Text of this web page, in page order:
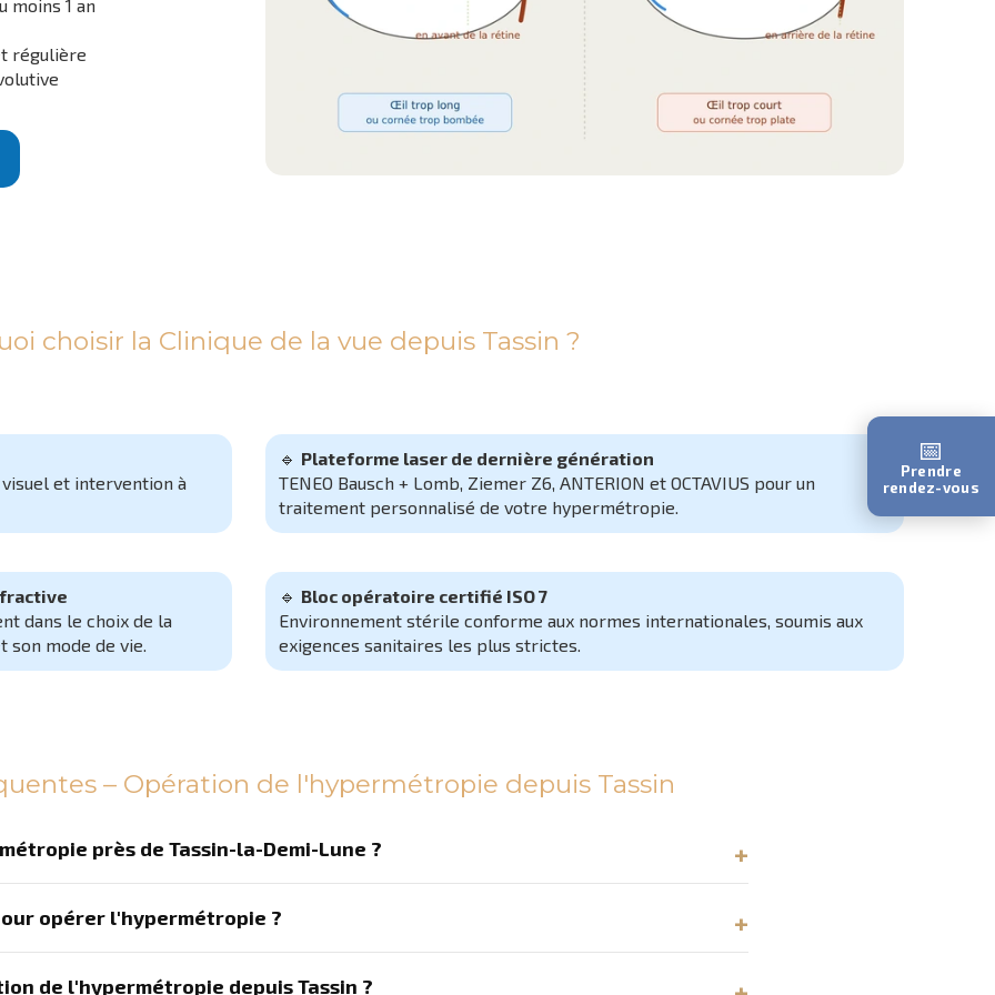
moins 1 an
régulière
choisir la Clinique de la vue depuis Tassin ?
et intervention à
dans le choix de la
son mode de vie.
🔹 Plateforme laser de dernière génération
TENEO Bausch + Lomb, Ziemer Z6, ANTERION et OCTAVIUS pour un
traitement personnalisé de votre hypermétropie.
🔹 Bloc opératoire certifié ISO 7
Environnement stérile conforme aux normes internationales, soumis aux
exigences sanitaires les plus strictes.
– Opération de l'hypermétropie depuis Tassin
près de Tassin-la-Demi-Lune ?
opérer l'hypermétropie ?
de l'hypermétropie depuis Tassin ?
📅
Prendre
rendez-vous